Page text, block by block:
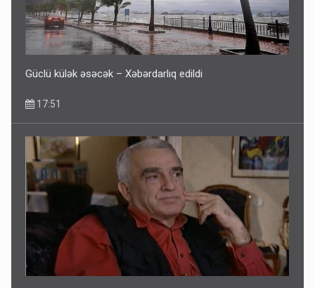
Fırıldaqçıların yeni silahı: Süni intellekt - Bunları etməzdən
əvvəl diqqətli olun
10:56
Güclü külək əsəcək – Xəbərdarlıq edildi
17:51